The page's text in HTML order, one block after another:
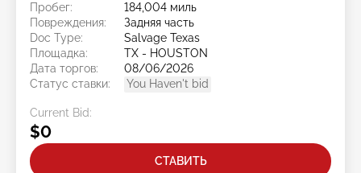
Пробег:
184,004 миль
Повреждения:
Задняя часть
Doc Type:
Salvage Texas
Площадка:
TX - HOUSTON
Дата торгов:
08/06/2026
Статус ставки:
You Haven't bid
Current Bid:
$0
СТАВИТЬ